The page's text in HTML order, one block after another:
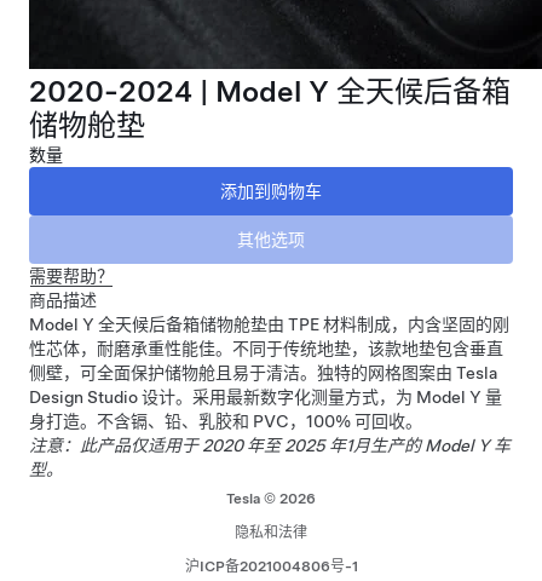
2020-2024 | Model Y 全天候后备箱
储物舱垫
数量
需要帮助？
商品描述
Model Y 全天候后备箱储物舱垫由 TPE 材料制成，内含坚固的刚
性芯体，耐磨承重性能佳。不同于传统地垫，该款地垫包含垂直
侧壁，可全面保护储物舱且易于清洁。独特的网格图案由 Tesla
Design Studio 设计。采用最新数字化测量方式，为 Model Y 量
身打造。不含镉、铅、乳胶和 PVC，100% 可回收。
注意：此产品仅适用于 2020 年至 2025 年1月生产的 Model Y 车
型。
Tesla © 2026
隐私和法律
沪ICP备2021004806号-1